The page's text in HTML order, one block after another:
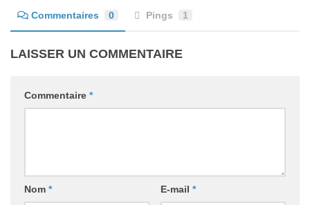
Commentaires 0 Pings 1
LAISSER UN COMMENTAIRE
Commentaire *
Nom * E-mail *